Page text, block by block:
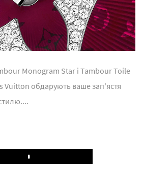
Monogram Star і Tambour Toile
Vuitton обдарують ваше зап'ястя
Play